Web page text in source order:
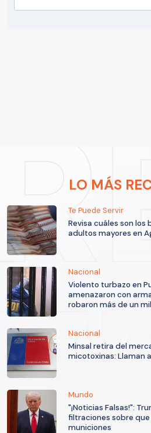
LO MÁS
Te Puede Servir
Revisa cuáles son
adultos mayores en
Nacional
Violento turbazo en
amenazaron con
robaron más de un
Nacional
Minsal retira del
micotoxinas: Llaman
Mundo
"¡Noticias Falsas!":
filtraciones sobre que
municiones